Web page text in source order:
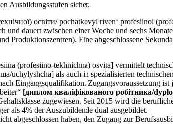
Ausbildungsstufen sicher.
освіти/ pochatkovyi riven‘ profesiinoi
dauert zwischen einer Woche und sechs
Produktionszentren). Eine abgeschlossene
(profesiino-tekhnichna) osvita] vermittelt
uchylyshcha] als auch in spezialisierten
Eingangsqualifikation. Zugangsvoraussetzung
[диплом кваліфікованого робітника/
zugewiesen. Seit 2015 wird die
als 4% der Auszubildende dual ausgebildet.
abgeschlossen haben, den Zugang zur